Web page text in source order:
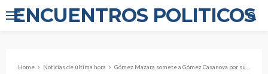
ENCUENTROS POLITICOS
Home Noticias de última hora Gómez Mazara somete a Gómez Casanova por supuesta corrupción –